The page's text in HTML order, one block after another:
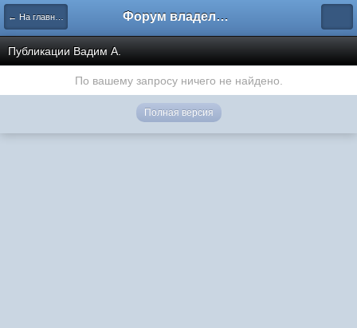
← На главную Форум владельцев интернет-магазинов
Публикации Вадим А.
По вашему запросу ничего не найдено.
Полная версия